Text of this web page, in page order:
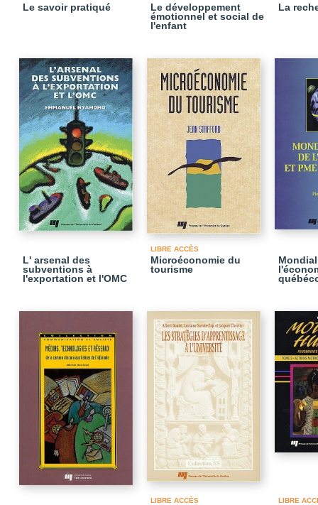
Le savoir pratiqué
Le développement
émotionnel et social de
l'enfant
La
L' arsenal des
subventions à
l'exportation et l'OMC
LIBRE ACCÈS
Microéconomie du
tourisme
LIBRE ACCÈS LIBRE